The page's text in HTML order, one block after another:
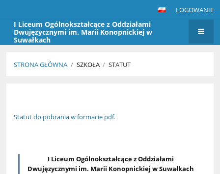
LOGOWANIE
I Liceum Ogólnokształcące z Oddziałami
Dwujęzycznymi im. Marii Konopnickiej w
Suwałkach
STRONA GŁÓWNA / SZKOŁA / STATUT
Statut do pobrania w formacie pdf.
I Liceum Ogólnokształcące z Oddziałami
Dwujęzycznymi im. Marii Konopnickiej w Suwałkach